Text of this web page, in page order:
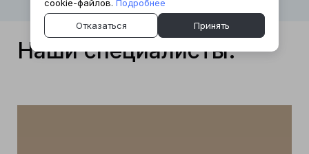
Наши специалисты:
cookie-файлов. Подробнее
Отказаться Принять